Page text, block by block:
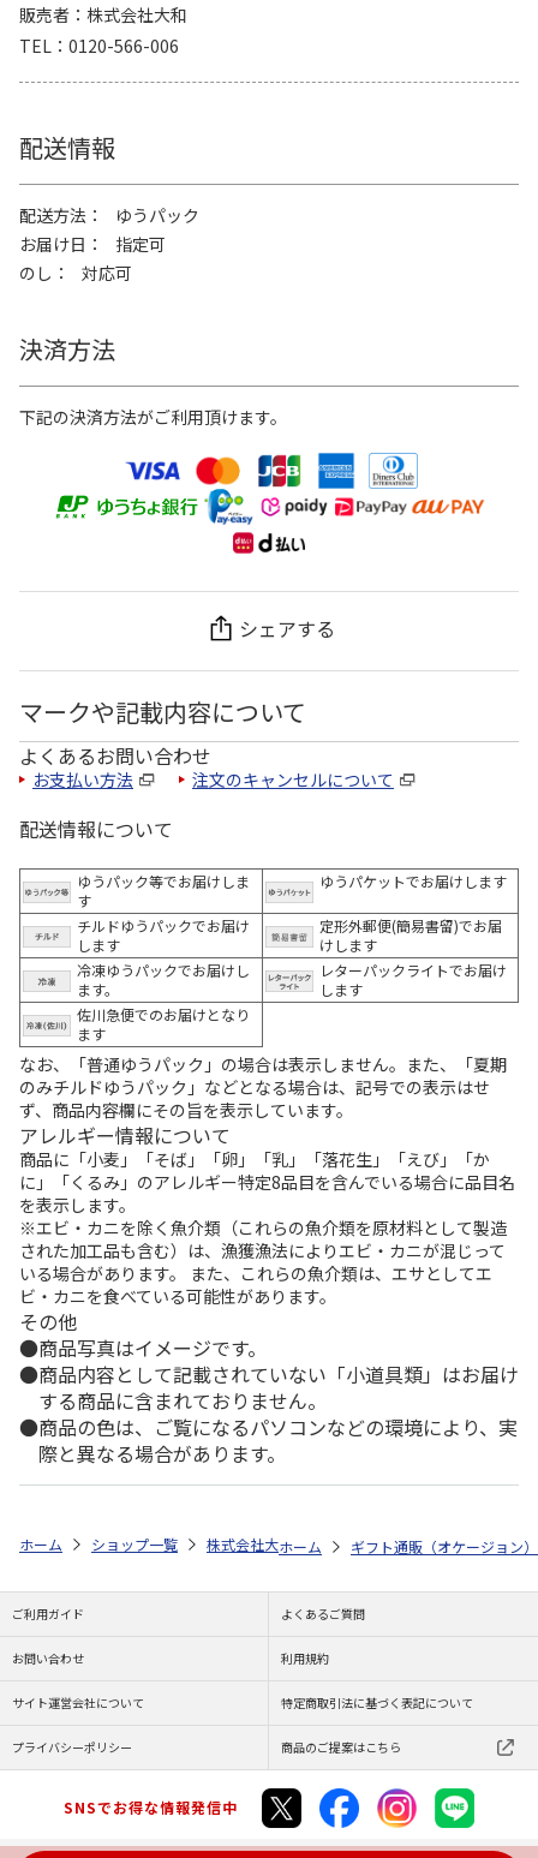
販売者
株式会社大和
TEL
0120-566-006
配送情報
配送方法
ゆうパック
お届け日
指定可
のし
対応可
決済方法
下記の決済方法がご利用頂けます。
シェアする
マークや記載内容について
よくあるお問い合わせ
お支払い方法 注文のキャンセルについて
配送情報について
ゆうパック等でお届けしま
す
ゆうパケットでお届けします
チルドゆうパックでお届け
します
定形外郵便(簡易書留)でお届
けします
冷凍ゆうパックでお届けし
ます。
レターパックライトでお届け
します
佐川急便でのお届けとなり
ます
なお、「普通ゆうパック」の場合は表示しません。また、「夏期
のみチルドゆうパック」などとなる場合は、記号での表示はせ
ず、商品内容欄にその旨を表示しています。
アレルギー情報について
商品に「小麦」「そば」「卵」「乳」「落花生」「えび」「か
に」「くるみ」のアレルギー特定8品目を含んでいる場合に品目名
を表示します。
※エビ・カニを除く魚介類（これらの魚介類を原材料として製造
された加工品も含む）は、漁獲漁法によりエビ・カニが混じって
いる場合があります。 また、これらの魚介類は、エサとしてエ
ビ・カニを食べている可能性があります。
その他
商品写真はイメージです。
商品内容として記載されていない「小道具類」はお届け
する商品に含まれておりません。
商品の色は、ご覧になるパソコンなどの環境により、実
際と異なる場合があります。
ホーム ショップ一覧 株式会社大和 ≪家庭画報≫ やまぶき
ホーム ギフト通販（オケージョン）
ご利用ガイド よくあるご質問
お問い合わせ 利用規約
サイト運営会社について 特定商取引法に基づく表記について
プライバシーポリシー 商品のご提案はこちら
SNSでお得な情報発信中